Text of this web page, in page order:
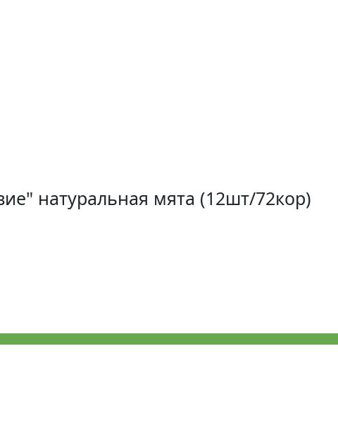
натуральная мята (12шт/72кор)